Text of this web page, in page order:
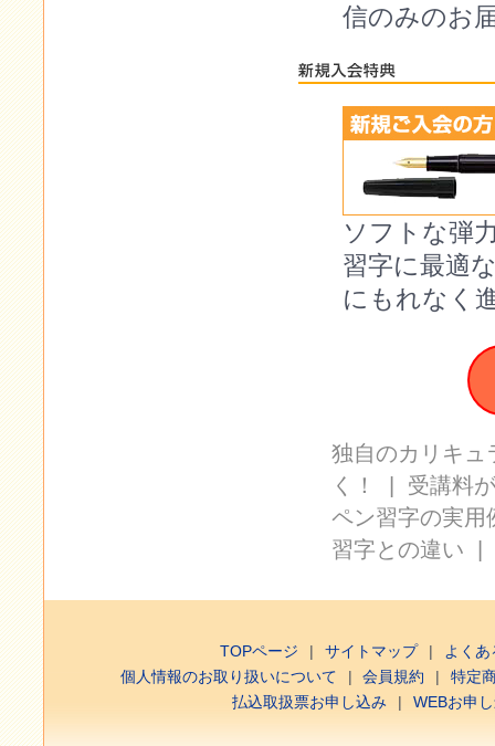
信のみのお
ソフトな弾
習字に最適
にもれなく
独自のカリキュ
く！
| 受講料
ペン習字の実用
習字との違い |
TOPページ サイトマップ
よく
個人情報のお取り扱いについて
会員規約
特定
払込取扱票お申し込み
WEBお申